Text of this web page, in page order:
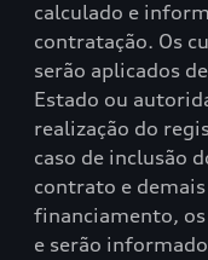
calculado e
contratação. Os
serão aplicados
Estado ou
realização do
caso de inclusão
contrato e
financiamento, os
e serão